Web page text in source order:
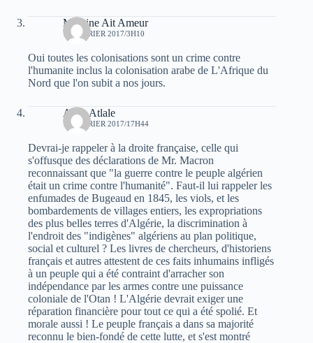
Massine Ait Ameur
17 FÉVRIER 2017/3H10
Oui toutes les colonisations sont un crime contre
l'humanite inclus la colonisation arabe de L'Afrique du
Nord que l'on subit a nos jours.
Atala Atlale
17 FÉVRIER 2017/17H44
Devrai-je rappeler à la droite française, celle qui
s'offusque des déclarations de Mr. Macron
reconnaissant que "la guerre contre le peuple algérien
était un crime contre l'humanité". Faut-il lui rappeler les
enfumades de Bugeaud en 1845, les viols, et les
bombardements de villages entiers, les expropriations
des plus belles terres d'Algérie, la discrimination à
l'endroit des "indigènes" algériens au plan politique,
social et culturel ? Les livres de chercheurs, d'historiens
français et autres attestent de ces faits inhumains infligés
à un peuple qui a été contraint d'arracher son
indépendance par les armes contre une puissance
coloniale de l'Otan ! L'Algérie devrait exiger une
réparation financière pour tout ce qui a été spolié. Et
morale aussi ! Le peuple français a dans sa majorité
reconnu le bien-fondé de cette lutte, et s'est montré